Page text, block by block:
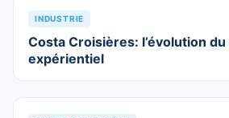
INDUSTRIE
Costa Croisières: l’évolution du
expérientiel